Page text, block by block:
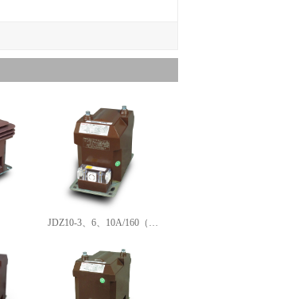
JDZ10-3、6、10A/160（…